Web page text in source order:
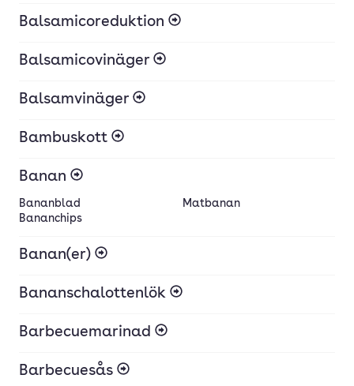
Balsamicoreduktion
Balsamicovinäger
Balsamvinäger
Bambuskott
Banan
Bananblad
Bananchips
Matbanan
Banan(er)
Bananschalottenlök
Barbecuemarinad
Barbecuesås